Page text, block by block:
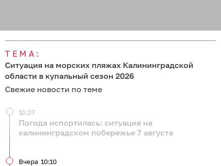
ТЕМА:
Ситуация на морских пляжах Калининградской
области в купальный сезон 2026
Свежие новости по теме
Погода испортилась: ситуация на
калининградском побережье 7 августа
10:27
Вчера 10:10